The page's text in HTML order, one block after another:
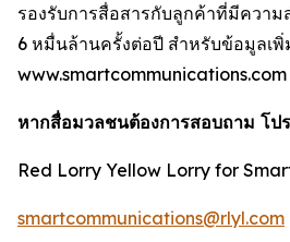
รองรับการสื่อสารกับลูกค้าที่มีควา
6 หมื่นล้านครั้งต่อปี สำหรับข้อมูลเพิ่
www.smartcommunications.com
หากสื่อมวลชนต้องการสอบถาม โป
Red Lorry Yellow Lorry for
smartcommunications@rlyl.com